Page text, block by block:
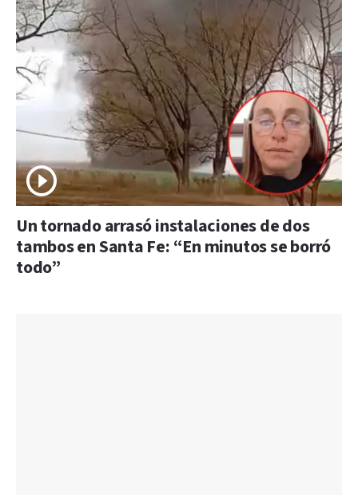
Un tornado arrasó instalaciones de dos
tambos en Santa Fe: “En minutos se borró
todo”